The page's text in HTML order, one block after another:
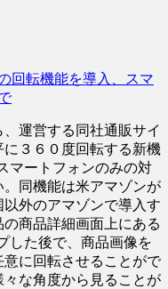
回転機能を導入、スマ
運営する同社通販サイ
に３６０度回転する新機
マートフォンのみの対
同機能は米アマゾンが
外のアマゾンで導入す
商品詳細画面上にある
した後で、商品画像を
に回転させることがで
な角度から見ることが